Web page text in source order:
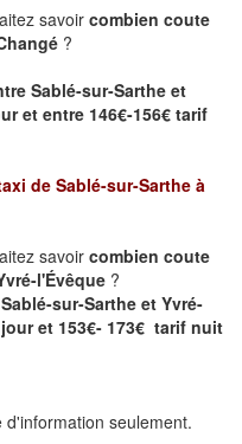
savoir combien coute
?
Sablé-sur-Sarthe et
et entre 146€-156€ tarif
de Sablé-sur-Sarthe à
savoir combien coute
l'Évêque ?
Sablé-sur-Sarthe et Yvré-
et 153€- 173€ tarif nuit
seulement.